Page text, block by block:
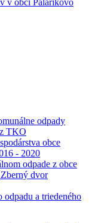
v obci Palárikovo
odpady
TKO
obce
- 2020
odpade z obce
dvor
odpadu a triedeného